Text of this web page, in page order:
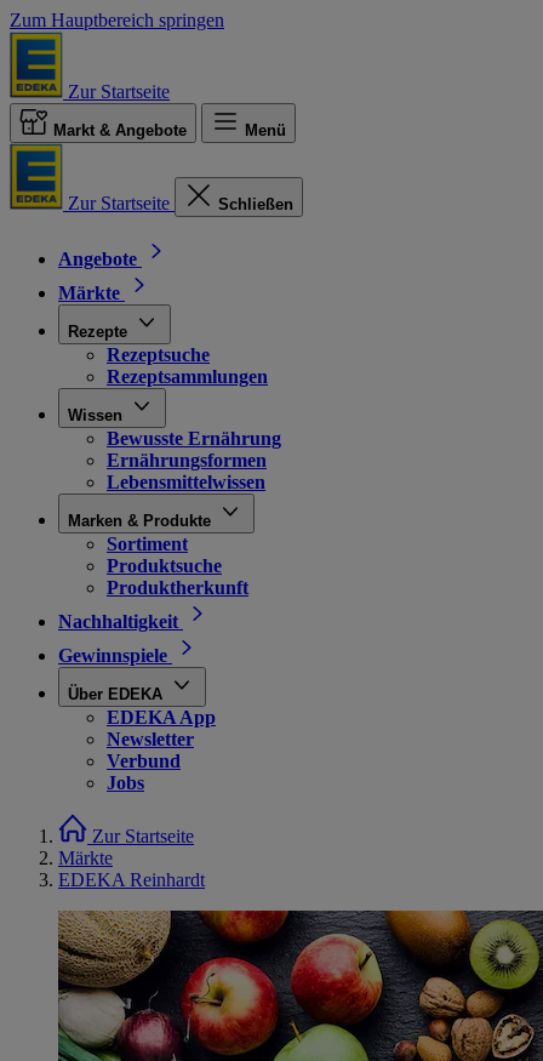
Zum Hauptbereich springen
Zur Startseite
Markt & Angebote Menü
Zur Startseite Schließen
Angebote
Märkte
Rezepte
Rezeptsuche
Rezeptsammlungen
Wissen
Bewusste Ernährung
Ernährungsformen
Lebensmittelwissen
Marken & Produkte
Sortiment
Produktsuche
Produktherkunft
Nachhaltigkeit
Gewinnspiele
Über EDEKA
EDEKA App
Newsletter
Verbund
Jobs
Zur Startseite
Märkte
EDEKA Reinhardt